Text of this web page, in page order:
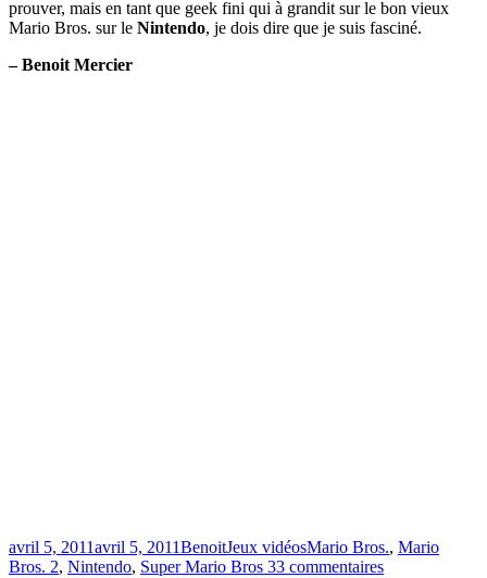
prouver, mais en tant que geek fini qui à grandit sur le bon vieux
Mario Bros. sur le Nintendo, je dois dire que je suis fasciné.
– Benoit Mercier
Publié
le
avril 5, 2011avril 5, 2011BenoitCatégories
Jeux vidéosÉtiquettes
Mario Bros., Mario
Bros. 2, Nintendo, Super Mario Bros 33 commentairessur